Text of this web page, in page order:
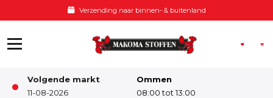
Verzending naar binnen- & buitenland
Volgende markt
11-08-2026
Ommen
08:00 tot 13:00